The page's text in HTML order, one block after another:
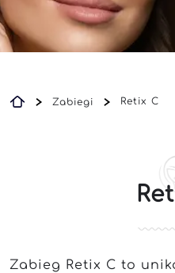
Zabiegi Retix C
Zabieg Retix C to